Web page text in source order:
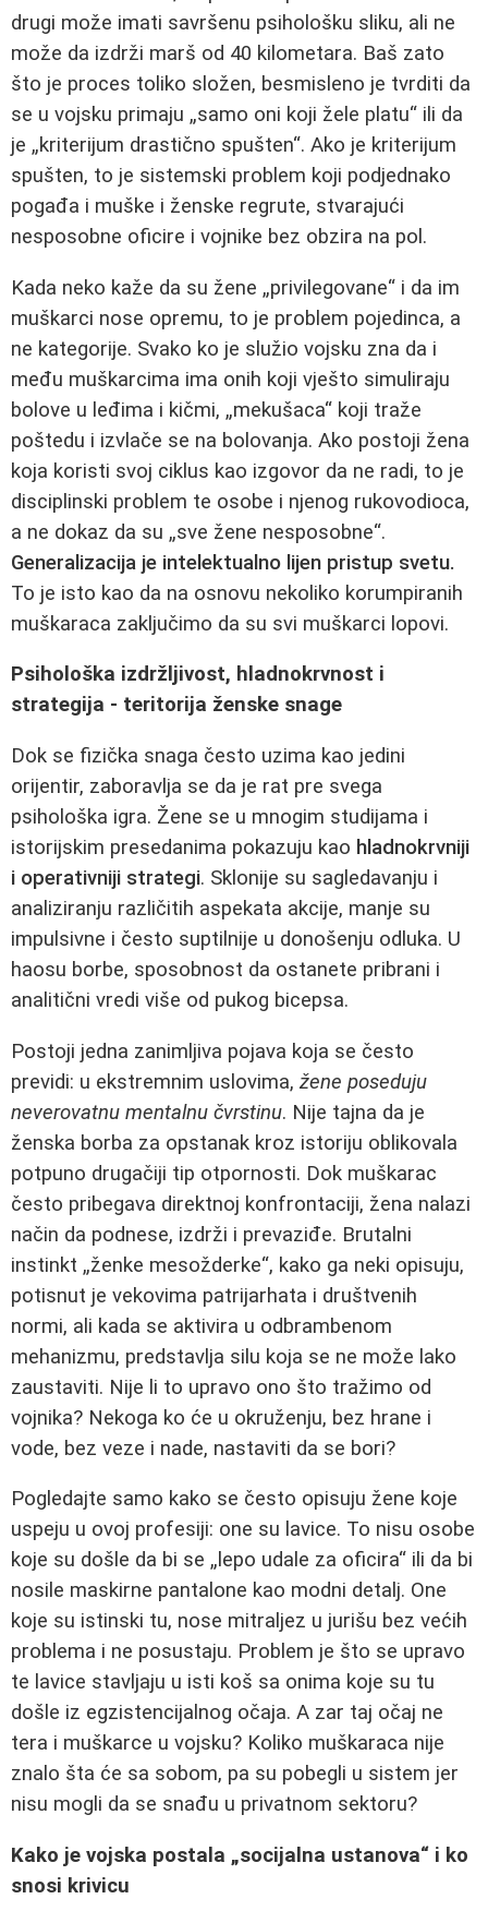
drugi može imati savršenu psihološku sliku, ali ne
može da izdrži marš od 40 kilometara. Baš zato
što je proces toliko složen, besmisleno je tvrditi da
se u vojsku primaju „samo oni koji žele platu“ ili da
je „kriterijum drastično spušten“. Ako je kriterijum
spušten, to je sistemski problem koji podjednako
pogađa i muške i ženske regrute, stvarajući
nesposobne oficire i vojnike bez obzira na pol.
Kada neko kaže da su žene „privilegovane“ i da im
muškarci nose opremu, to je problem pojedinca, a
ne kategorije. Svako ko je služio vojsku zna da i
među muškarcima ima onih koji vješto simuliraju
bolove u leđima i kičmi, „mekušaca“ koji traže
poštedu i izvlače se na bolovanja. Ako postoji žena
koja koristi svoj ciklus kao izgovor da ne radi, to je
disciplinski problem te osobe i njenog rukovodioca,
a ne dokaz da su „sve žene nesposobne“.
Generalizacija je intelektualno lijen pristup svetu.
To je isto kao da na osnovu nekoliko korumpiranih
muškaraca zaključimo da su svi muškarci lopovi.
Psihološka izdržljivost, hladnokrvnost i
strategija - teritorija ženske snage
Dok se fizička snaga često uzima kao jedini
orijentir, zaboravlja se da je rat pre svega
psihološka igra. Žene se u mnogim studijama i
istorijskim presedanima pokazuju kao hladnokrvniji
i operativniji strategi. Sklonije su sagledavanju i
analiziranju različitih aspekata akcije, manje su
impulsivne i često suptilnije u donošenju odluka. U
haosu borbe, sposobnost da ostanete pribrani i
analitični vredi više od pukog bicepsa.
Postoji jedna zanimljiva pojava koja se često
previdi: u ekstremnim uslovima, žene poseduju
neverovatnu mentalnu čvrstinu. Nije tajna da je
ženska borba za opstanak kroz istoriju oblikovala
potpuno drugačiji tip otpornosti. Dok muškarac
često pribegava direktnoj konfrontaciji, žena nalazi
način da podnese, izdrži i prevaziđe. Brutalni
instinkt „ženke mesožderke“, kako ga neki opisuju,
potisnut je vekovima patrijarhata i društvenih
normi, ali kada se aktivira u odbrambenom
mehanizmu, predstavlja silu koja se ne može lako
zaustaviti. Nije li to upravo ono što tražimo od
vojnika? Nekoga ko će u okruženju, bez hrane i
vode, bez veze i nade, nastaviti da se bori?
Pogledajte samo kako se često opisuju žene koje
uspeju u ovoj profesiji: one su lavice. To nisu osobe
koje su došle da bi se „lepo udale za oficira“ ili da bi
nosile maskirne pantalone kao modni detalj. One
koje su istinski tu, nose mitraljez u jurišu bez većih
problema i ne posustaju. Problem je što se upravo
te lavice stavljaju u isti koš sa onima koje su tu
došle iz egzistencijalnog očaja. A zar taj očaj ne
tera i muškarce u vojsku? Koliko muškaraca nije
znalo šta će sa sobom, pa su pobegli u sistem jer
nisu mogli da se snađu u privatnom sektoru?
Kako je vojska postala „socijalna ustanova“ i ko
snosi krivicu